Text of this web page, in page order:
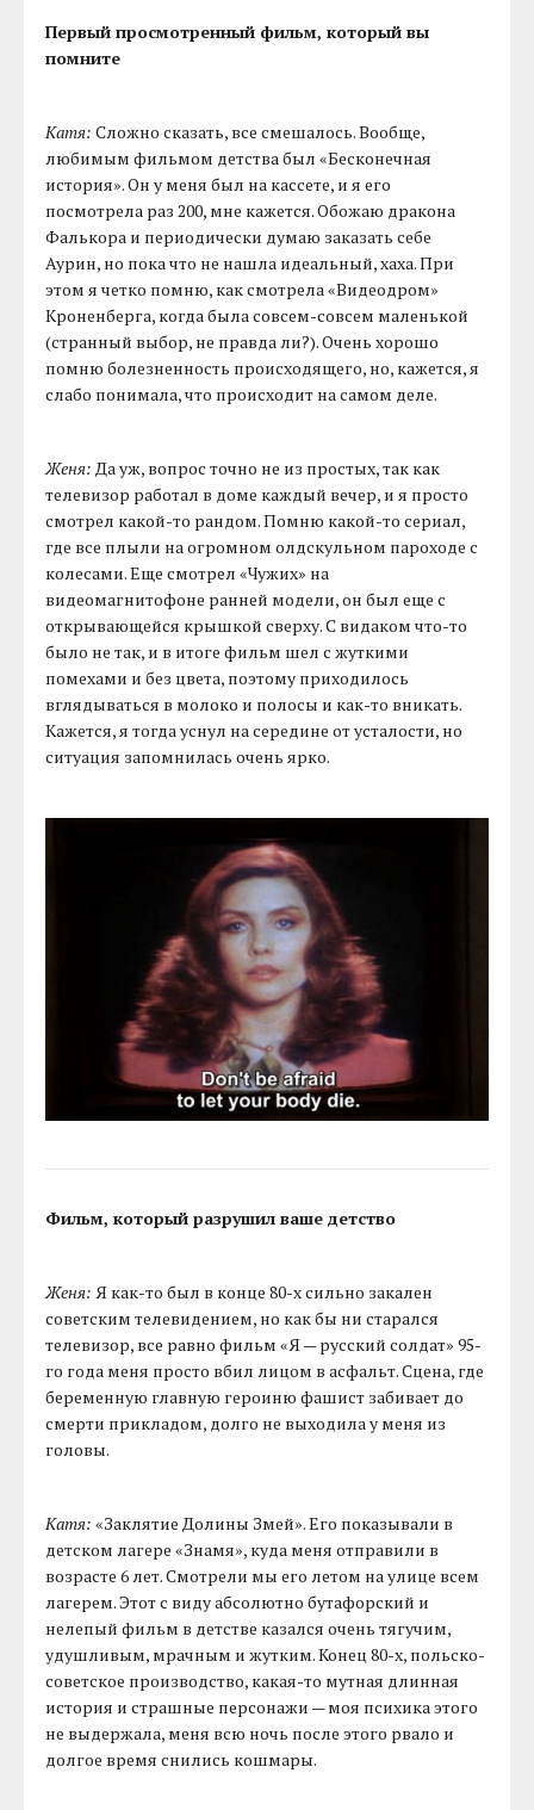
Первый просмотренный фильм, который вы
помните
Катя: Сложно сказать, все смешалось. Вообще,
любимым фильмом детства был «Бесконечная
история». Он у меня был на кассете, и я его
посмотрела раз 200, мне кажется. Обожаю дракона
Фалькора и периодически думаю заказать себе
Аурин, но пока что не нашла идеальный, хаха. При
этом я четко помню, как смотрела «Видеодром»
Кроненберга, когда была совсем-совсем маленькой
(странный выбор, не правда ли?). Очень хорошо
помню болезненность происходящего, но, кажется, я
слабо понимала, что происходит на самом деле.
Женя:Да уж, вопрос точно не из простых, так как
телевизор работал в доме каждый вечер, и я просто
смотрел какой-то рандом. Помню какой-то сериал,
где все плыли на огромном олдскульном пароходе с
колесами. Еще смотрел «Чужих» на
видеомагнитофоне ранней модели, он был еще с
открывающейся крышкой сверху. С видаком что-то
было не так, и в итоге фильм шел с жуткими
помехами и без цвета, поэтому приходилось
вглядываться в молоко и полосы и как-то вникать.
Кажется, я тогда уснул на середине от усталости, но
ситуация запомнилась очень ярко.
Фильм, который разрушил ваше детство
Женя: Я как-то был в конце 80-х сильно закален
советским телевидением, но как бы ни старался
телевизор, все равно фильм «Я — русский солдат» 95-
го года меня просто вбил лицом в асфальт. Сцена, где
беременную главную героиню фашист забивает до
смерти прикладом, долго не выходила у меня из
головы.
Катя: «Заклятие Долины Змей». Его показывали в
детском лагере «Знамя», куда меня отправили в
возрасте 6 лет. Смотрели мы его летом на улице всем
лагерем. Этот с виду абсолютно бутафорский и
нелепый фильм в детстве казался очень тягучим,
удушливым, мрачным и жутким. Конец 80-х, польско-
советское производство, какая-то мутная длинная
история и страшные персонажи — моя психика этого
не выдержала, меня всю ночь после этого рвало и
долгое время снились кошмары.